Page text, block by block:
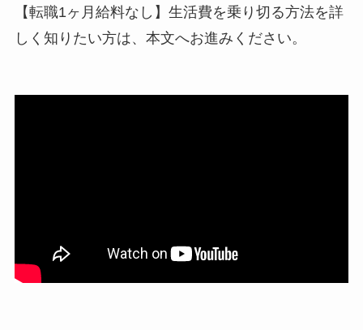
【転職1ヶ月給料なし】生活費を乗り切る方法を詳
しく知りたい方は、本文へお進みください。